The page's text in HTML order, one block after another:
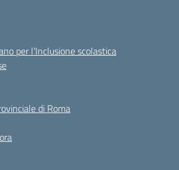
per l’Inclusione scolastica
di Roma